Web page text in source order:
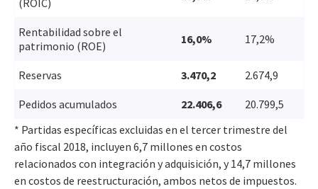
Rentabilidad sobre el
patrimonio (ROE)
16,0% 17,2%
Reservas 3.470,2 2.674,9
Pedidos acumulados 22.406,6
20.799,5
* Partidas específicas excluidas en el tercer trimestre del
año fiscal 2018, incluyen 6,7 millones en costos
relacionados con integración y adquisición, y 14,7 millones
en costos de reestructuración, ambos netos de impuestos.